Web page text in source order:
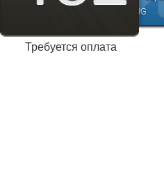
Требуется оплата